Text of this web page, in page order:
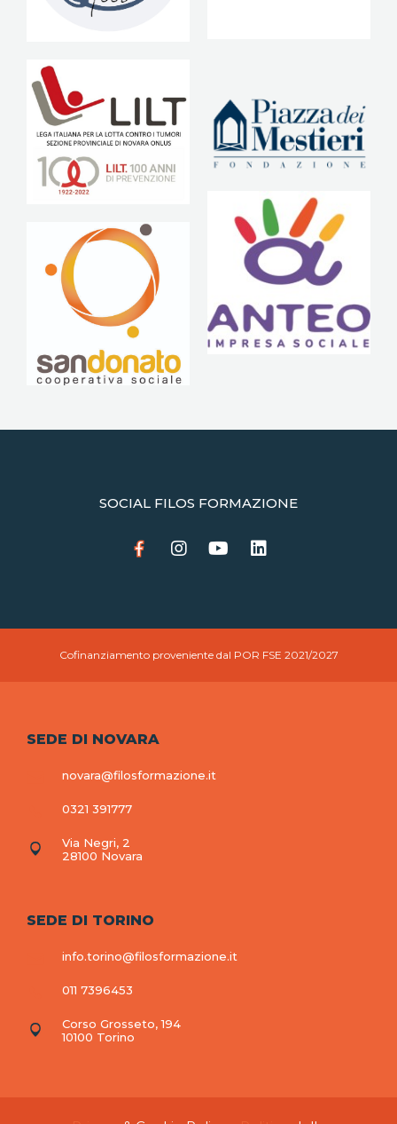
SOCIAL FILOS FORMAZIONE
Cofinanziamento proveniente dal POR FSE 2021/2027
SEDE DI NOVARA
novara@filosformazione.it
0321 391777
Via Negri, 2
28100 Novara
SEDE DI TORINO
info.torino@filosformazione.it
011 7396453
Corso Grosseto, 194
10100 Torino